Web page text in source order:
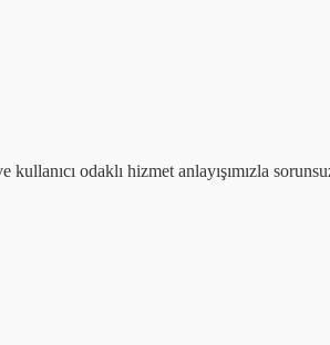
odaklı hizmet anlayışımızla